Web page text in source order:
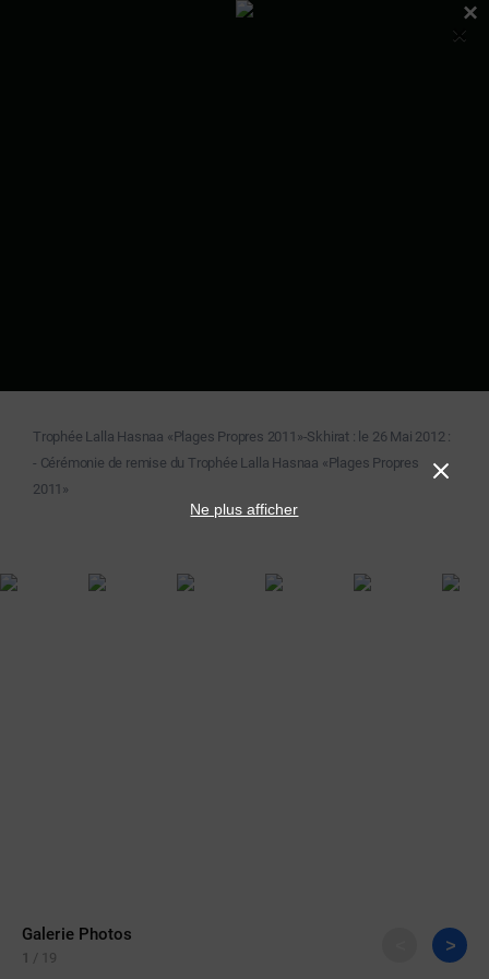
Ne plus afficher
×
×
Trophée Lalla Hasnaa «Plages Propres 2011»-Skhirat : le 26 Mai 2012 :
- Cérémonie de remise du Trophée Lalla Hasnaa «Plages Propres
2011»
>
Galerie Photos
1 / 19